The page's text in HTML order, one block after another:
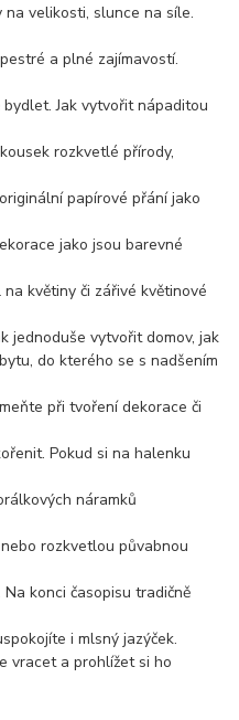
velikosti, slunce na síle.
a plné zajímavostí.
Jak vytvořit nápaditou
rozkvetlé přírody,
papírové přání jako
jako jsou barevné
květiny či zářivé květinové
jednoduše vytvořit domov, jak
do kterého se s nadšením
při tvoření dekorace či
Pokud si na halenku
náramků
rozkvetlou půvabnou
konci časopisu tradičně
i mlsný jazýček.
vracet a prohlížet si ho